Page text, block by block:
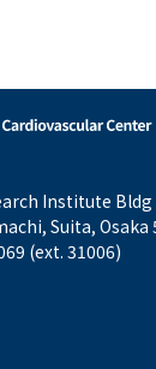
Institute Bldg
Suita, Osaka
(ext. 31006)